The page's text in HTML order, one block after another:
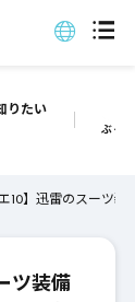
りたい
ぶっ
エ10】迅雷のスーツ
ツ装備